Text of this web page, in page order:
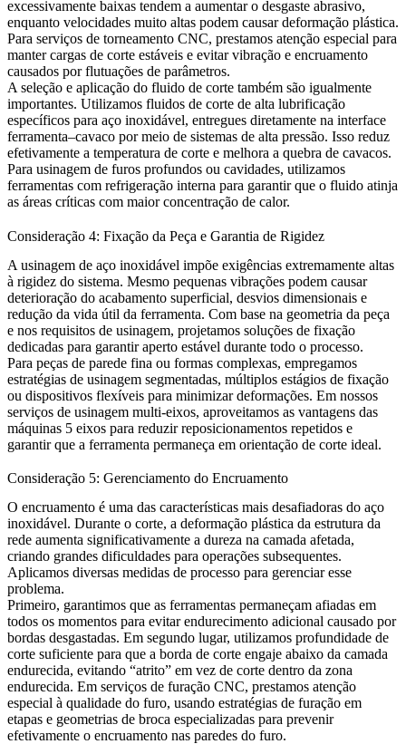
excessivamente baixas tendem a aumentar o desgaste abrasivo,
enquanto velocidades muito altas podem causar deformação plástica.
Para serviços de torneamento CNC, prestamos atenção especial para
manter cargas de corte estáveis e evitar vibração e encruamento
causados por flutuações de parâmetros.
A seleção e aplicação do fluido de corte também são igualmente
importantes. Utilizamos fluidos de corte de alta lubrificação
específicos para aço inoxidável, entregues diretamente na interface
ferramenta–cavaco por meio de sistemas de alta pressão. Isso reduz
efetivamente a temperatura de corte e melhora a quebra de cavacos.
Para usinagem de furos profundos ou cavidades, utilizamos
ferramentas com refrigeração interna para garantir que o fluido atinja
as áreas críticas com maior concentração de calor.
Consideração 4: Fixação da Peça e Garantia de Rigidez
A usinagem de aço inoxidável impõe exigências extremamente altas
à rigidez do sistema. Mesmo pequenas vibrações podem causar
deterioração do acabamento superficial, desvios dimensionais e
redução da vida útil da ferramenta. Com base na geometria da peça
e nos requisitos de usinagem, projetamos soluções de fixação
dedicadas para garantir aperto estável durante todo o processo.
Para peças de parede fina ou formas complexas, empregamos
estratégias de usinagem segmentadas, múltiplos estágios de fixação
ou dispositivos flexíveis para minimizar deformações. Em nossos
serviços de usinagem multi-eixos, aproveitamos as vantagens das
máquinas 5 eixos para reduzir reposicionamentos repetidos e
garantir que a ferramenta permaneça em orientação de corte ideal.
Consideração 5: Gerenciamento do Encruamento
O encruamento é uma das características mais desafiadoras do aço
inoxidável. Durante o corte, a deformação plástica da estrutura da
rede aumenta significativamente a dureza na camada afetada,
criando grandes dificuldades para operações subsequentes.
Aplicamos diversas medidas de processo para gerenciar esse
problema.
Primeiro, garantimos que as ferramentas permaneçam afiadas em
todos os momentos para evitar endurecimento adicional causado por
bordas desgastadas. Em segundo lugar, utilizamos profundidade de
corte suficiente para que a borda de corte engaje abaixo da camada
endurecida, evitando “atrito” em vez de corte dentro da zona
endurecida. Em serviços de furação CNC, prestamos atenção
especial à qualidade do furo, usando estratégias de furação em
etapas e geometrias de broca especializadas para prevenir
efetivamente o encruamento nas paredes do furo.